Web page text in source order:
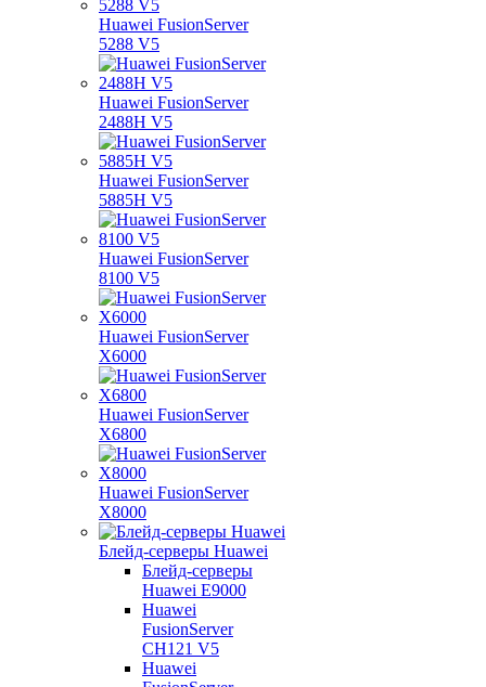
Huawei FusionServer
5288 V5
Huawei FusionServer
2488H V5
Huawei FusionServer
5885H V5
Huawei FusionServer
8100 V5
Huawei FusionServer
X6000
Huawei FusionServer
X6800
Huawei FusionServer
X8000
Блейд-серверы Huawei
Блейд-серверы
Huawei E9000
Huawei
FusionServer
CH121 V5
Huawei